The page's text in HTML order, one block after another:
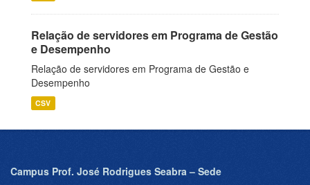
Relação de servidores em Programa de Gestão
e Desempenho
Relação de servidores em Programa de Gestão e
Desempenho
CSV
Campus Prof. José Rodrigues Seabra – Sede